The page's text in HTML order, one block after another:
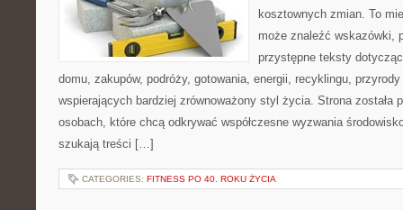
kosztownych zmian. To
może znaleźć wskazówki,
przystępne teksty
domu, zakupów, podróży, gotowania, energii, recyklingu,
wspierających bardziej zrównoważony styl życia. Strona została
osobach, które chcą odkrywać współczesne wyzwania
szukają treści […]
CATEGORIES: FITNESS PO 40. ROKU ŻYCIA